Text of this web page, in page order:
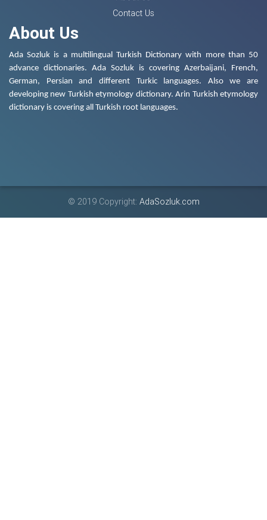
Contact Us
About Us
Ada Sozluk is a multilingual Turkish Dictionary with more than 50
advance dictionaries. Ada Sozluk is covering Azerbaijani, French,
German, Persian and different Turkic languages. Also we are
developing new Turkish etymology dictionary. Arin Turkish etymology
dictionary is covering all Turkish root languages.
© 2019 Copyright: AdaSozluk.com